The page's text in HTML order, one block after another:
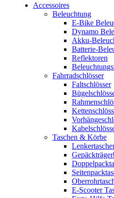
Accessoires
Beleuchtung
E-Bike
Dynamo
Akku-
Batterie-
Reflektoren
Fahrradschlösser
Faltschlösser
Taschen & Körbe
E-Scooter